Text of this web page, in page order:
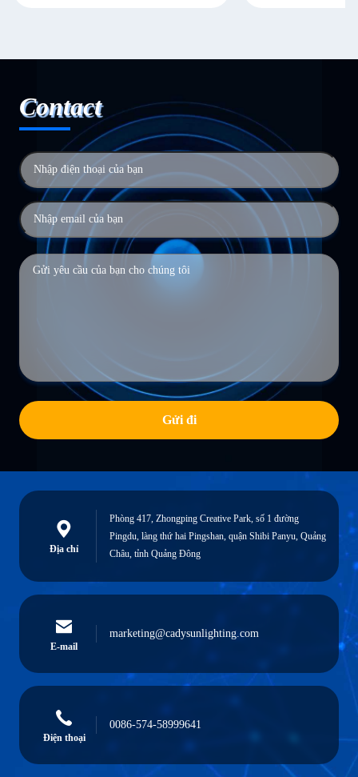
Contact
Gửi đi
Địa chỉ
Phòng 417, Zhongping Creative Park, số 1 đường
Pingdu, làng thứ hai Pingshan, quận Shibi Panyu, Quảng
Châu, tỉnh Quảng Đông
E-mail
marketing@cadysunlighting.com
Điện thoại
0086-574-58999641